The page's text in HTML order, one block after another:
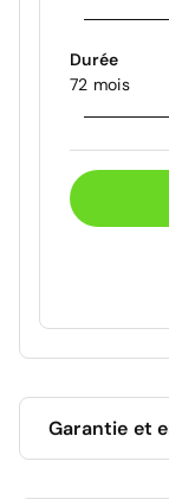
Durée
72 mois
Garantie et